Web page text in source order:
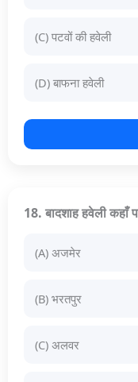
(C) पटवों की हवेली
(D) बाफना हवेली
18. बादशाह हवेली कहाँ
(A) अजमेर
(B) भरतपुर
(C) अलवर